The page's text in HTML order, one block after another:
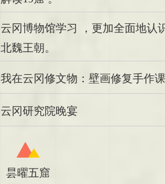
云冈博物馆学习 ，更加全面地认
北魏王朝。
我在云冈修文物 ：壁画修复手作
云冈研究院晚宴
昙曜五窟